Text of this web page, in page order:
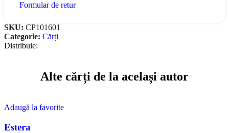
Formular de retur
SKU: CP101601
Categorie: Cărți
Distribuie:
Alte cărți de la același autor
Adaugă la favorite
Estera